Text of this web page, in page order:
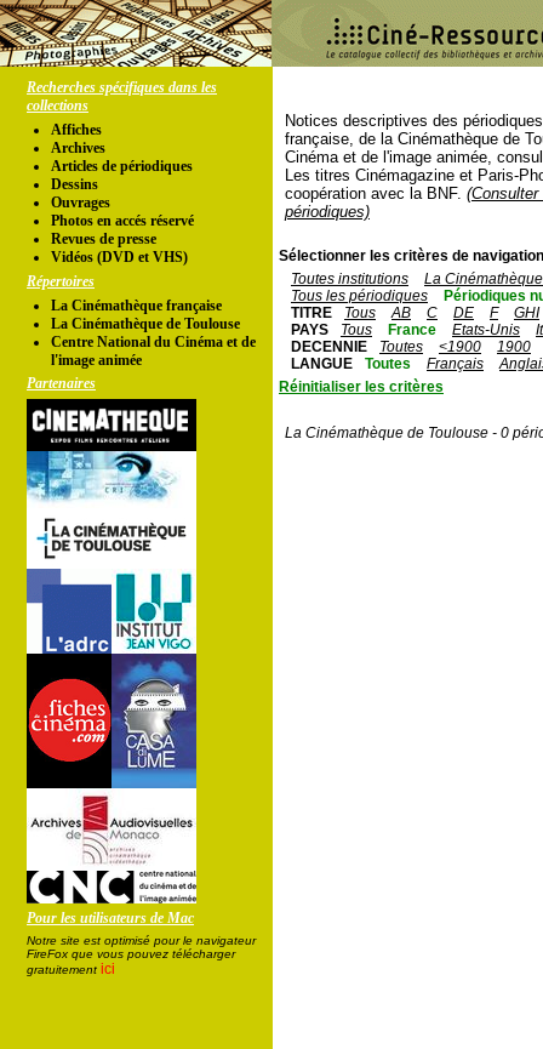
Recherches spécifiques dans les
collections
Affiches
Archives
Articles de périodiques
Dessins
Ouvrages
Photos en accés réservé
Revues de presse
Vidéos (DVD et VHS)
Répertoires
La Cinémathèque française
La Cinémathèque de Toulouse
Centre National du Cinéma et de
l'image animée
Partenaires
Pour les utilisateurs de Mac
Notre site est optimisé pour le navigateur
FireFox que vous pouvez télécharger
gratuitement ici
Notices descriptives des
française, de la Cinémathèque de
Cinéma et de l'image animée,
Les titres Cinémagazine et Paris-
coopération avec la BNF.
périodiques)
Sélectionner les critères de
Toutes institutions
La
Tous les périodiques
Périodiques
TITRE
Tous AB C DE F
GHI
PAYS
Tous France Etats-Unis
DECENNIE
Toutes <1900
1900
LANGUE
Toutes Français
Réinitialiser les critères
La Cinémathèque de Toulouse - 0